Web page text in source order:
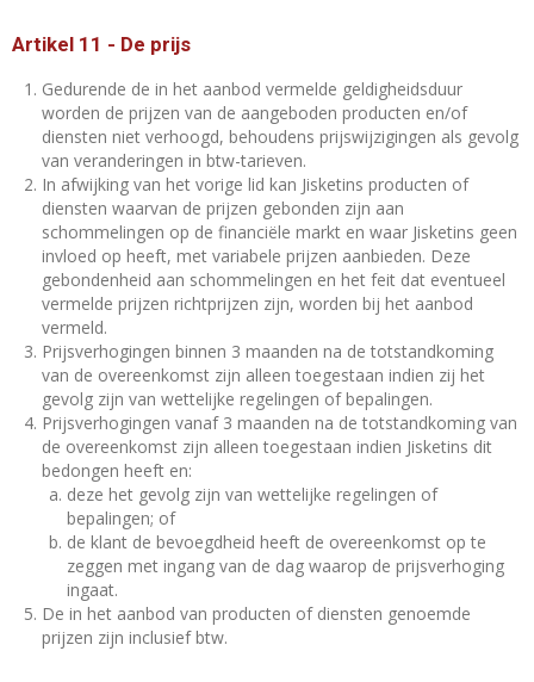
Artikel 11 - De prijs
Gedurende de in het aanbod vermelde geldigheidsduur
worden de prijzen van de aangeboden producten en/of
diensten niet verhoogd, behoudens prijswijzigingen als gevolg
van veranderingen in btw-tarieven.
In afwijking van het vorige lid kan Jisketins producten of
diensten waarvan de prijzen gebonden zijn aan
schommelingen op de financiële markt en waar Jisketins geen
invloed op heeft, met variabele prijzen aanbieden. Deze
gebondenheid aan schommelingen en het feit dat eventueel
vermelde prijzen richtprijzen zijn, worden bij het aanbod
vermeld.
Prijsverhogingen binnen 3 maanden na de totstandkoming
van de overeenkomst zijn alleen toegestaan indien zij het
gevolg zijn van wettelijke regelingen of bepalingen.
Prijsverhogingen vanaf 3 maanden na de totstandkoming van
de overeenkomst zijn alleen toegestaan indien Jisketins dit
bedongen heeft en:
deze het gevolg zijn van wettelijke regelingen of
bepalingen; of
de klant de bevoegdheid heeft de overeenkomst op te
zeggen met ingang van de dag waarop de prijsverhoging
ingaat.
De in het aanbod van producten of diensten genoemde
prijzen zijn inclusief btw.